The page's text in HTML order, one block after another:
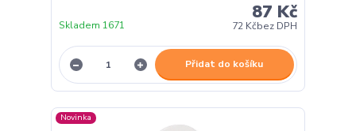
87 Kč
72 Kčbez DPH
Skladem 1671
Přidat do košíku
Novinka